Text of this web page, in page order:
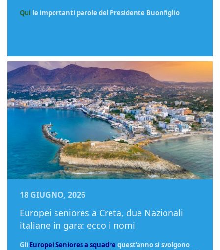
Qui le importanti parole del Presidente Buonfiglio
18 GIUGNO, 2026
Europei seniores a Creta, due Nazionali
italiane in gara: ecco i nomi
Gli Europei Seniores a squadre quest'anno si svolgono